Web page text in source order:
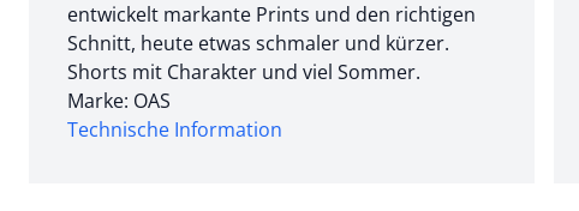
entwickelt markante Prints und den richtigen
Schnitt, heute etwas schmaler und kürzer.
Shorts mit Charakter und viel Sommer.
Marke: OAS
Technische Information